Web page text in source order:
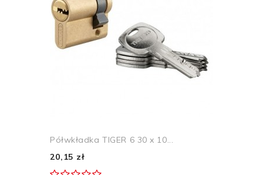
Półwkładka TIGER 6 30 x 10...
20,15 zł